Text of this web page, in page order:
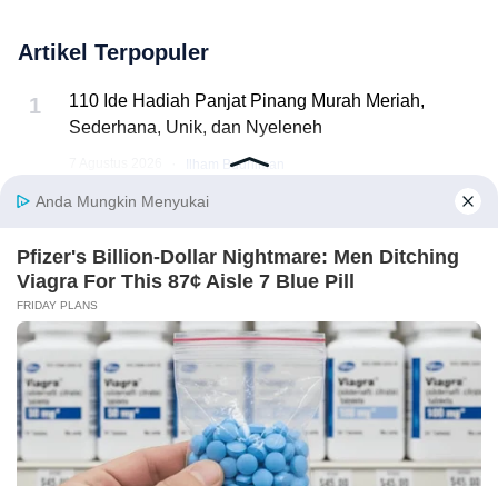
Artikel Terpopuler
1
110 Ide Hadiah Panjat Pinang Murah Meriah,
Sederhana, Unik, dan Nyeleneh
Ilham Budhiman
2
Contoh Surat Izin Panitia 17 Agustus yang Baik dan
6 Agustus 2026 ·Ilham Budhiman
3
Inspirasi Rumah Minimalis Modern yang Nyaman
dan Hemat Ruang, Begini Cara Merancangnya!
6 Agustus 2026 ·Ilham Budhiman
4
13 Puisi tentang Kemerdekaan Indonesia Penuh
Makna dan Menyentuh Hati
✕ Close Ads